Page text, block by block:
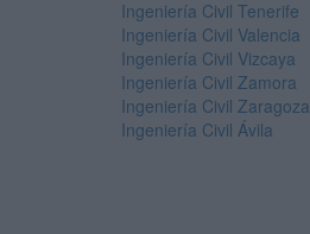
Ingeniería Civil Tenerife
Ingeniería Civil Valencia
Ingeniería Civil Vizcaya
Ingeniería Civil Zamora
Ingeniería Civil Zaragoza
Ingeniería Civil Ávila